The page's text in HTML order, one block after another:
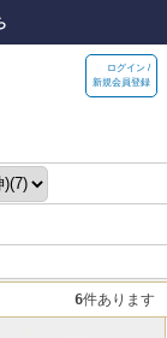
ログイン /
新規会員登録
6件あります